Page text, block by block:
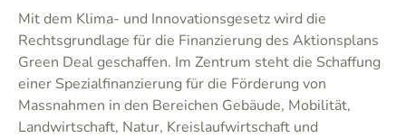
Mit dem Klima- und Innovationsgesetz wird die
Rechtsgrundlage für die Finanzierung des Aktionsplans
Green Deal geschaffen. Im Zentrum steht die Schaffung
einer Spezialfinanzierung für die Förderung von
Massnahmen in den Bereichen Gebäude, Mobilität,
Landwirtschaft, Natur, Kreislaufwirtschaft und